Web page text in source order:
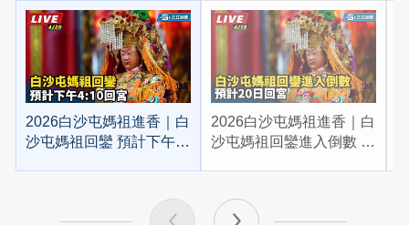
2026白沙屯媽祖進香｜白
沙屯媽祖回鑾 預計下午
2026白沙屯媽祖進香｜白
沙屯媽祖回鑾進入倒數 預